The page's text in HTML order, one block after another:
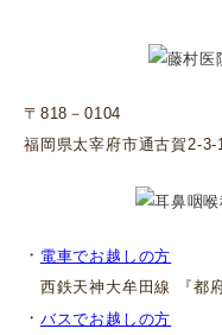
〒818－0104
福岡県太宰府市通古賀2-3-
・ 電車でお越しの方
西鉄天神大牟田線 『都
・ バスでお越しの方